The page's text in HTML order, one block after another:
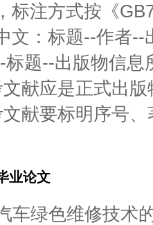
标注方式按《
文：标题--作者--
题--出版物信息
献应是正式出
文献要标明序号
业论文
车绿色维修技术